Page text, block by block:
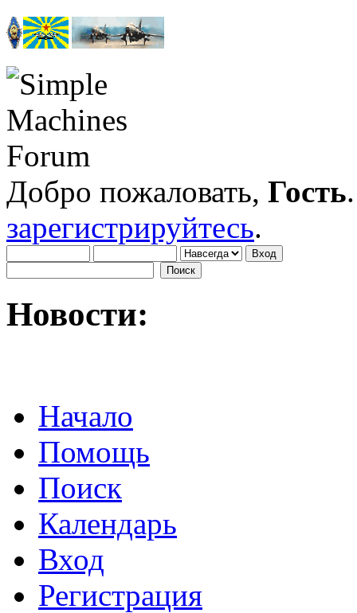
Добро пожаловать, Гость
зарегистрируйтесь.
Новости:
Начало
Помощь
Поиск
Календарь
Вход
Регистрация